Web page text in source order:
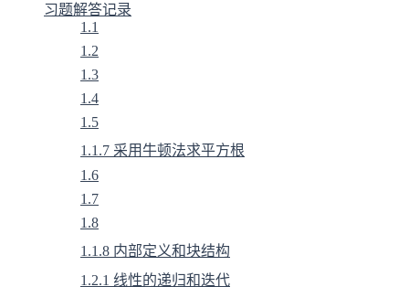
习题解答记录
1.1
1.2
1.3
1.4
1.5
1.1.7 采用牛顿法求平方根
1.6
1.7
1.8
1.1.8 内部定义和块结构
1.2.1 线性的递归和迭代